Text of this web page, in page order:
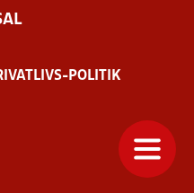
POLITIK